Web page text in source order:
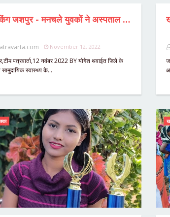
ब्रेकिंग जशपुर - मनचले युवकों ने अस्पताल में मचाया उत्पात,नर्सों से अश्लील बातचीत,शासकीय कार्य मे बाधा पंहुचाने के मामले में जुर्म दर्ज,दोनों आरोपी गिरफ्तार।
November 12, 2022
पत्रवार्ता,12 नवंबर 2022 BY योगेश थवाईत जिले के
सामुदायिक स्वास्थ्य के…